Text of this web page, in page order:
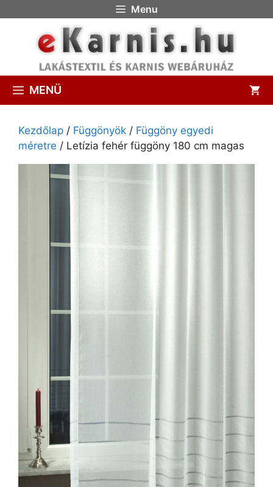
Menu
MENÜ
Kezdőlap / Függönyök / Függöny egyedi
méretre / Letízia fehér függöny 180 cm magas